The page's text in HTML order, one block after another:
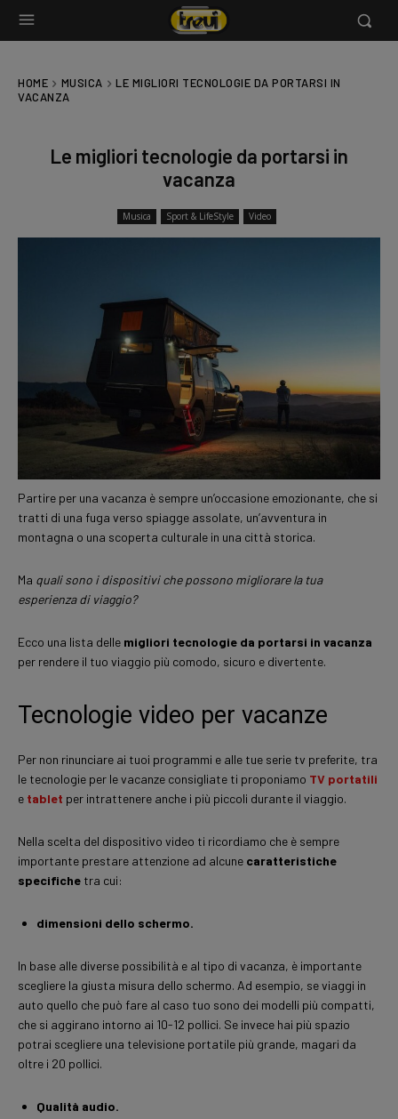
HOME MUSICA
LE MIGLIORI TECNOLOGIE DA PORTARSI IN
VACANZA
Le migliori tecnologie da portarsi in
vacanza
Musica Sport & LifeStyle Video
Partire per una vacanza è sempre un’occasione emozionante, che si
tratti di una fuga verso spiagge assolate, un’avventura in
montagna o una scoperta culturale in una città storica.
Ma quali sono i dispositivi che possono migliorare la tua
esperienza di viaggio?
Ecco una lista delle migliori tecnologie da portarsi in vacanza
per rendere il tuo viaggio più comodo, sicuro e divertente.
Tecnologie video per vacanze
Per non rinunciare ai tuoi programmi e alle tue serie tv preferite, tra
le tecnologie per le vacanze consigliate ti proponiamo TV portatili
e tablet per intrattenere anche i più piccoli durante il viaggio.
Nella scelta del dispositivo video ti ricordiamo che è sempre
importante prestare attenzione ad alcune caratteristiche
specifiche tra cui:
dimensioni dello schermo.
In base alle diverse possibilità e al tipo di vacanza, è importante
scegliere la giusta misura dello schermo. Ad esempio, se viaggi in
auto quello che può fare al caso tuo sono dei modelli più compatti,
che si aggirano intorno ai 10-12 pollici. Se invece hai più spazio
potrai scegliere una televisione portatile più grande, magari da
oltre i 20 pollici.
Qualità audio.